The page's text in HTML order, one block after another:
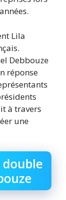
Lila
Debbouze
réponse
à travers
une